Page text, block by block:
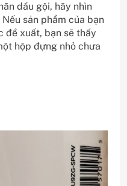
dầu gội, hãy nhìn
sản phẩm của bạn
đề xuất, bạn sẽ thấy
hộp đựng nhỏ chưa